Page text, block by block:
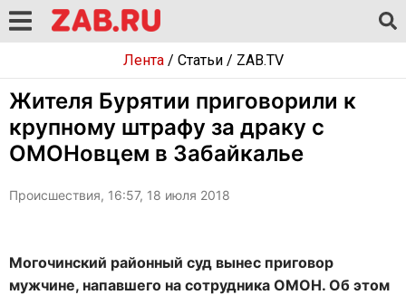
Лента/ Статьи/ ZAB.TV
Жителя Бурятии приговорили к
крупному штрафу за драку с
ОМОНовцем в Забайкалье
Происшествия, 16:57, 18 июля 2018
Могочинский районный суд вынес приговор
мужчине, напавшего на сотрудника ОМОН. Об этом